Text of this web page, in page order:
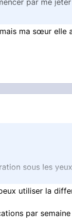
des conneries
l'huile lavante
tu peux
pas encore
tu veux éviter
roche posay
pour la peau
ma sœur elle
sous les yeux
irrégulière
autour du nez.
utiliser la
par